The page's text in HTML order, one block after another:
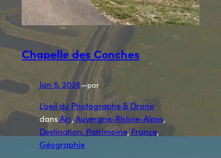
Chapelle des Conches
Jan 5, 2026—par
L’oeil du Photographe & Drone
dansAin, Auvergne-Rhône-Alpes
Destination: Patrimoine, France
Géographie